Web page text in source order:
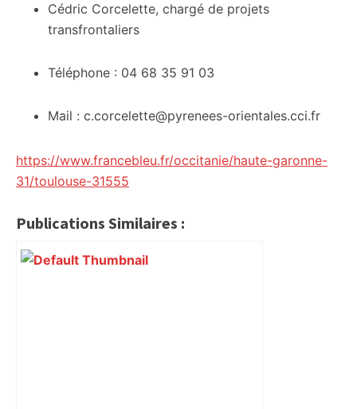
Cédric Corcelette, chargé de projets
transfrontaliers
Téléphone : 04 68 35 91 03
Mail : c.corcelette@pyrenees-orientales.cci.fr
https://www.francebleu.fr/occitanie/haute-garonne-
31/toulouse-31555
Publications Similaires :